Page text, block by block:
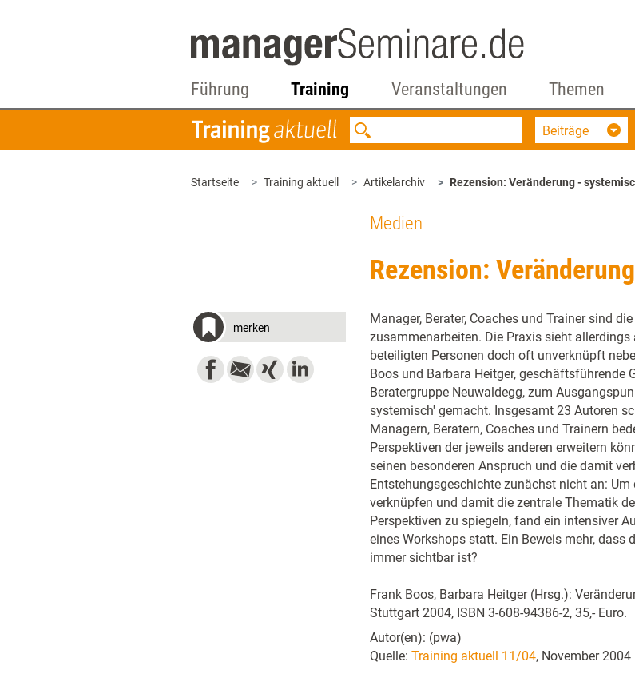
Führung Training Veranstaltungen Themen
Beiträge
Startseite Training aktuell Artikelarchiv Rezension: Veränderung -
Medien
Rezension:
merken
Manager, Berater, Coaches und Trainer sind
zusammenarbeiten. Die Praxis sieht
beteiligten Personen doch oft unverknüpft
Boos und Barbara Heitger, geschäftsführende
Beratergruppe Neuwaldegg, zum
systemisch' gemacht. Insgesamt 23 Autoren
Managern, Beratern, Coaches und Trainern
Perspektiven der jeweils anderen erweitern
seinen besonderen Anspruch und die damit
Entstehungsgeschichte zunächst nicht an:
verknüpfen und damit die zentrale Thematik
Perspektiven zu spiegeln, fand ein intensiver
eines Workshops statt. Ein Beweis mehr,
immer sichtbar ist?
Frank Boos, Barbara Heitger (Hrsg.):
Stuttgart 2004, ISBN 3-608-94386-2, 35,- Euro.
Autor(en): (pwa)
Quelle: Training aktuell 11/04, November 2004